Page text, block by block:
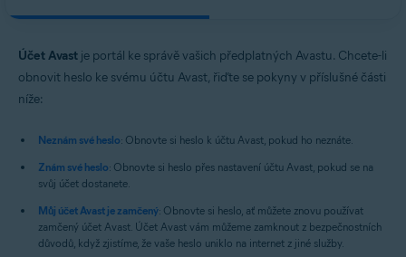
Účet Avast je portál ke správě vašich předplatných Avastu. Chcete-li
obnovit heslo ke svému účtu Avast, řiďte se pokyny v příslušné části
níže:
Neznám své heslo: Obnovte si heslo k účtu Avast, pokud ho neznáte.
Znám své heslo: Obnovte si heslo přes nastavení účtu Avast, pokud se na
svůj účet dostanete.
Můj účet Avast je zamčený: Obnovte si heslo, ať můžete znovu používat
zamčený účet Avast. Účet Avast vám můžeme zamknout z bezpečnostních
důvodů, když zjistíme, že vaše heslo uniklo na internet z jiné služby.